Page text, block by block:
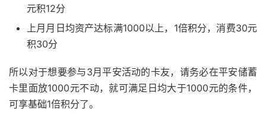
元积12分
上月月日均资产达标满1000以上，1倍积分，消费30元
积30分
所以对于想要参与3月平安活动的卡友，请务必在平安储蓄
卡里面放1000元不动，就可满足日均大于1000元的条件，
可享基础1倍积分了。